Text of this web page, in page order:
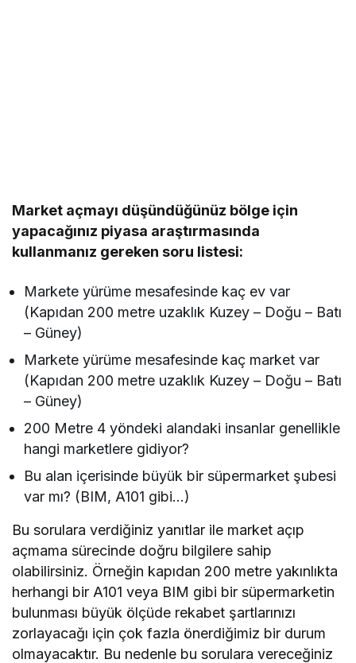
Market açmayı düşündüğünüz bölge için
yapacağınız piyasa araştırmasında
kullanmanız gereken soru listesi:
Markete yürüme mesafesinde kaç ev var
(Kapıdan 200 metre uzaklık Kuzey – Doğu – Batı
– Güney)
Markete yürüme mesafesinde kaç market var
(Kapıdan 200 metre uzaklık Kuzey – Doğu – Batı
– Güney)
200 Metre 4 yöndeki alandaki insanlar genellikle
hangi marketlere gidiyor?
Bu alan içerisinde büyük bir süpermarket şubesi
var mı? (BIM, A101 gibi…)
Bu sorulara verdiğiniz yanıtlar ile market açıp
açmama sürecinde doğru bilgilere sahip
olabilirsiniz. Örneğin kapıdan 200 metre yakınlıkta
herhangi bir A101 veya BIM gibi bir süpermarketin
bulunması büyük ölçüde rekabet şartlarınızı
zorlayacağı için çok fazla önerdiğimiz bir durum
olmayacaktır. Bu nedenle bu sorulara vereceğiniz